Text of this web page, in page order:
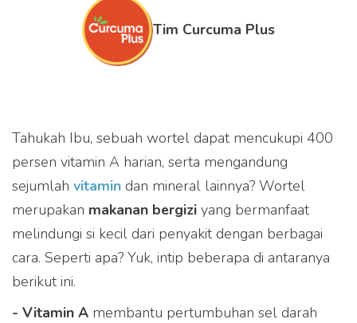
Tim Curcuma Plus
Tahukah Ibu, sebuah wortel dapat mencukupi 400
persen vitamin A harian, serta mengandung
sejumlah vitamin dan mineral lainnya? Wortel
merupakan makanan bergizi yang bermanfaat
melindungi si kecil dari penyakit dengan berbagai
cara. Seperti apa? Yuk, intip beberapa di antaranya
berikut ini.
- Vitamin A membantu pertumbuhan sel darah